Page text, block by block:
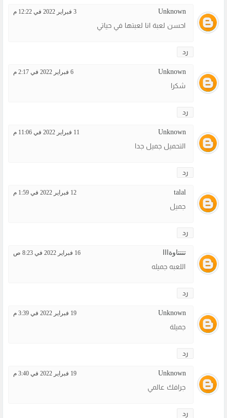
Unknown 3 فبراير 2022 في 12:22 م
احسن لعبة انا لعبتها في حياتي
رد
Unknown 6 فبراير 2022 في 2:17 م
شكرا
رد
Unknown 11 فبراير 2022 في 11:06 م
التحميل جميل جدا
رد
talal 12 فبراير 2022 في 1:59 م
جميل
رد
تتتتاوةااا 16 فبراير 2022 في 8:23 ص
اللعبه جميله
رد
Unknown 19 فبراير 2022 في 3:39 م
جميلة
رد
Unknown 19 فبراير 2022 في 3:40 م
جرافك عالمي
رد